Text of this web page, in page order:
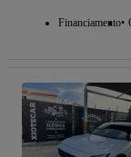
Financiamento